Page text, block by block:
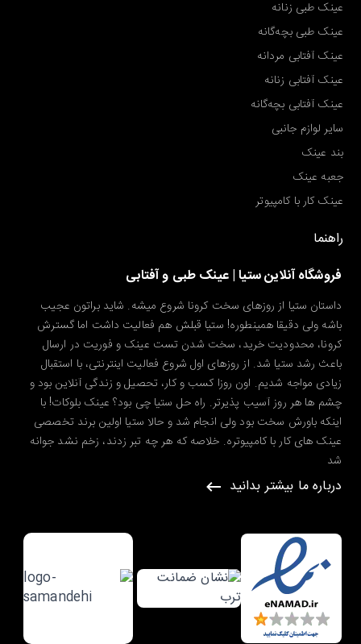
عینک طبی زنانه
عینک طبی بچه‌گانه
عینک آفتابی مردانه
عینک آفتابی زنانه
عینک آفتابی بچه‌گانه
سایر لوازم جانبی
بند عینک
جعبه عینک
عینک کار با کامپیوتر
راهنما
فروشگاه آنلاین ستیا | عینک طبی و آفتابی
داستان ستیا از روزهای سخت کرونا شروع میشه. شاید براتون عجیب
باشه ولی دقیقا همینطوره! ستیا قبلش هم فعالیت داشت اما گسترش
کرونا، محدودیت خرید، سخت شدن تست عینک و فوریت در ارسال
باعث رشد ستیا شد. از روزهای اول شروع فعالیت اینترنتی، با استقبال
زیادی مواجه شدیم. اون روزا کسب و کار، تحصیل و زندگی آنلاین بود و
چشم ها هر روز آسیب پذیرتر. راه حل ستیا چی بود؟ عینک بلوکات! با
اینکه باورش سخت بود ولی انجام شد و حالا ستیا اولین برند تخصصی
عینک های کار با کامپیوتره. خلاصه که هر چه تبر زدند، زخم نشد جوانه
شد
درباره ما بیشتر بدانید